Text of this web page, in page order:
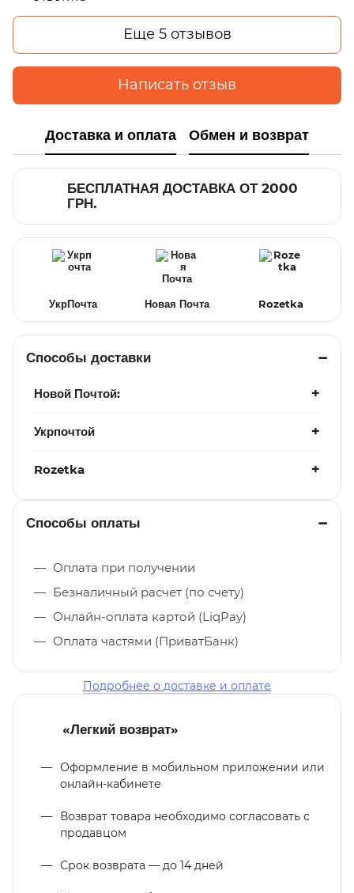
Еще 5 отзывов
Написать отзыв
Доставка и оплата Обмен и возврат
БЕСПЛАТНАЯ ДОСТАВКА ОТ 2000
ГРН.
УкрПочта Новая Почта Rozetka
Способы доставки
Новой Почтой:
Укрпочтой
Rozetka
Способы оплаты
Оплата при получении
Безналичный расчет (по счету)
Онлайн-оплата картой (LiqPay)
Оплата частями (ПриватБанк)
Подробнее о доставке и оплате
«Легкий возврат»
Оформление в мобильном приложении или
онлайн-кабинете
Возврат товара необходимо согласовать с
продавцом
Срок возврата — до 14 дней